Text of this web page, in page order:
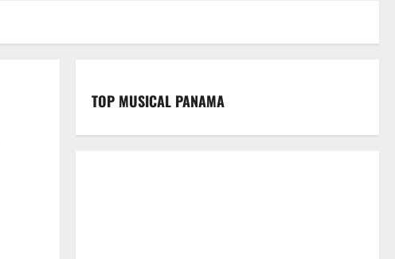
TOP MUSICAL PANAMA